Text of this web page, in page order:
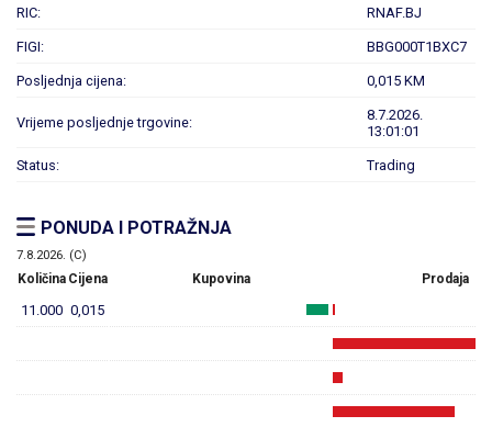
RIC: RNAF.BJ
FIGI: BBG000T1BXC7
Posljednja cijena: 0,015 KM
Vrijeme posljednje trgovine:
8.7.2026.
13:01:01
Status: Trading
PONUDA I POTRAŽNJA
7.8.2026. (C)
Količina Cijena Kupovina Prodaja
11.000 0,015